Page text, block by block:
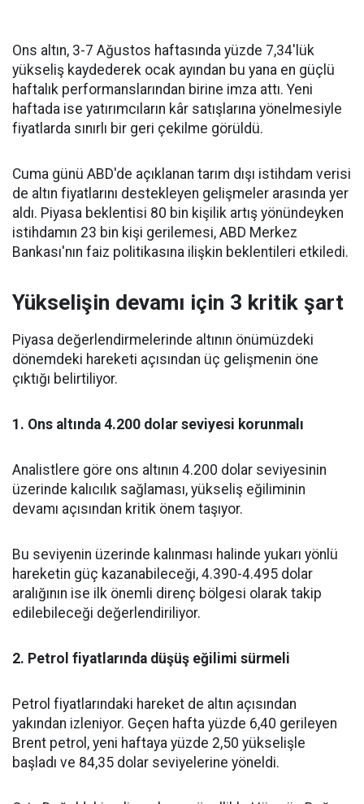
Ons altın, 3-7 Ağustos haftasında yüzde 7,34'lük
yükseliş kaydederek ocak ayından bu yana en güçlü
haftalık performanslarından birine imza attı. Yeni
haftada ise yatırımcıların kâr satışlarına yönelmesiyle
fiyatlarda sınırlı bir geri çekilme görüldü.
Cuma günü ABD'de açıklanan tarım dışı istihdam verisi
de altın fiyatlarını destekleyen gelişmeler arasında yer
aldı. Piyasa beklentisi 80 bin kişilik artış yönündeyken
istihdamın 23 bin kişi gerilemesi, ABD Merkez
Bankası'nın faiz politikasına ilişkin beklentileri etkiledi.
Yükselişin devamı için 3 kritik şart
Piyasa değerlendirmelerinde altının önümüzdeki
dönemdeki hareketi açısından üç gelişmenin öne
çıktığı belirtiliyor.
1. Ons altında 4.200 dolar seviyesi korunmalı
Analistlere göre ons altının 4.200 dolar seviyesinin
üzerinde kalıcılık sağlaması, yükseliş eğiliminin
devamı açısından kritik önem taşıyor.
Bu seviyenin üzerinde kalınması halinde yukarı yönlü
hareketin güç kazanabileceği, 4.390-4.495 dolar
aralığının ise ilk önemli direnç bölgesi olarak takip
edilebileceği değerlendiriliyor.
2. Petrol fiyatlarında düşüş eğilimi sürmeli
Petrol fiyatlarındaki hareket de altın açısından
yakından izleniyor. Geçen hafta yüzde 6,40 gerileyen
Brent petrol, yeni haftaya yüzde 2,50 yükselişle
başladı ve 84,35 dolar seviyelerine yöneldi.